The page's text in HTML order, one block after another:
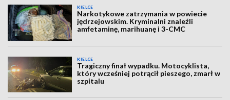
KIELCE
Narkotykowe zatrzymania w powiecie
jędrzejowskim. Kryminalni znaleźli
amfetaminę, marihuanę i 3-CMC
KIELCE
Tragiczny finał wypadku. Motocyklista,
który wcześniej potrącił pieszego, zmarł w
szpitalu